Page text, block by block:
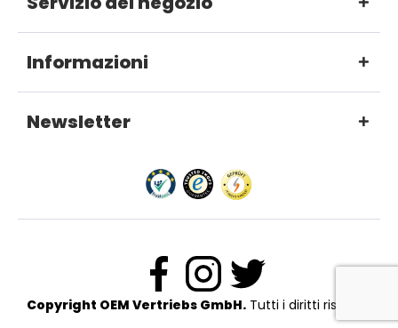
Informazioni
Newsletter
Copyright OEM Vertriebs GmbH.Tutti i diritti riservati